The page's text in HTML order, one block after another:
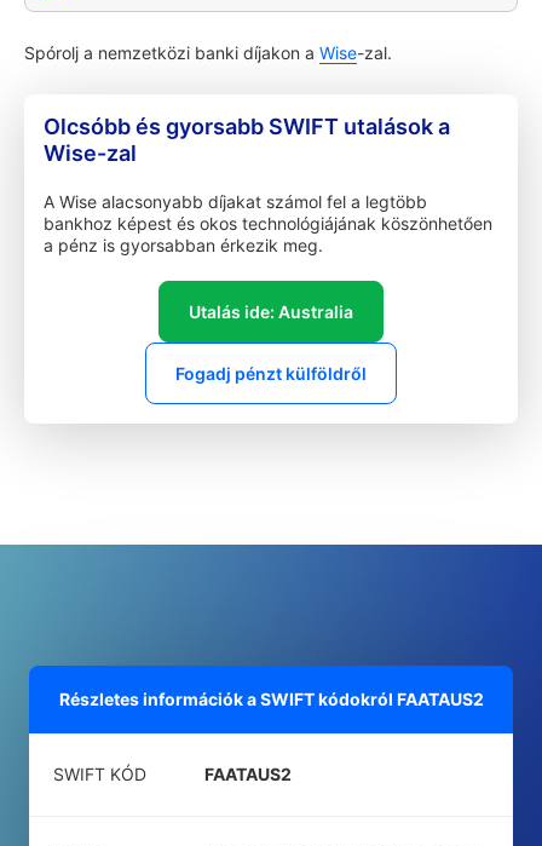
Spórolj a nemzetközi banki díjakon a Wise-zal.
Olcsóbb és gyorsabb SWIFT utalások a
Wise-zal
A Wise alacsonyabb díjakat számol fel a legtöbb
bankhoz képest és okos technológiájának köszönhetően
a pénz is gyorsabban érkezik meg.
Utalás ide: Australia
Fogadj pénzt külföldről
Részletes információk a SWIFT kódokról FAATAUS2
SWIFT KÓD FAATAUS2